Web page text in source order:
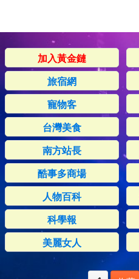
加入黃金鏈
旅宿網
寵物客
台灣美食
南方站長
酷事多商場
人物百科
科學報
美麗女人